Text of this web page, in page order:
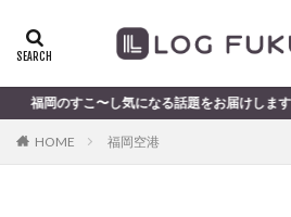
こ〜し気になる話題をお届けします
HOME 福岡空港